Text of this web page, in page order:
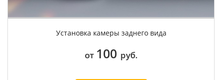
Установка камеры заднего вида
от 100 руб.